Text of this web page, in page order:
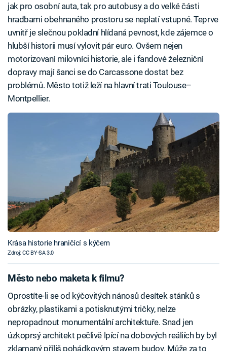
jak pro osobní auta, tak pro autobusy a do velké části
hradbami obehnaného prostoru se neplatí vstupné. Teprve
uvnitř je slečnou pokladní hlídaná pevnost, kde zájemce o
hlubší historii musí vylovit pár euro. Ovšem nejen
motorizovaní milovníci historie, ale i fandové železniční
dopravy mají šanci se do Carcassone dostat bez
problémů. Město totiž leží na hlavní trati Toulouse–
Montpellier.
Krása historie hraničící s kýčem
Zdroj: CC BY-SA 3.0
Město nebo maketa k filmu?
Oprostíte-li se od kýčovitých nánosů desítek stánků s
obrázky, plastikami a potisknutými tričky, nelze
nepropadnout monumentální architektuře. Snad jen
úzkoprsý architekt pečlivě lpící na dobových reáliích by byl
zklamaný příliš pohádkovým stavem budov. Může za to